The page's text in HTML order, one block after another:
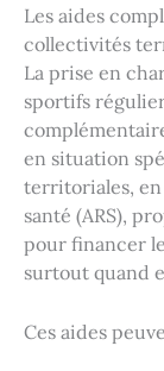
Les aides
collectivités
La prise en
sportifs
en situation
territoriales, en
santé (ARS),
pour financer
surtout quand
Ces aides